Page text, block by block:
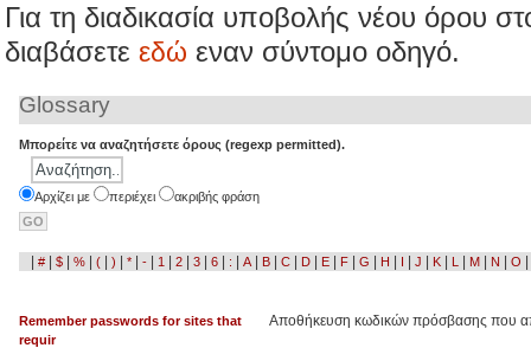
Για τη διαδικασία υποβολής νέου όρου
διαβάσετε εδώ εναν σύντομο οδηγό.
Glossary
Μπορείτε να αναζητήσετε όρους (regexp permitted).
Aρχίζει με περιέχει ακριβής φράση
| #| $| %| (| ) | *| -| 1 | 2| 3| 6| : | A| B| C| D| E| F| G | H | I | J | K| L | M| N | O |
Remember passwords for sites that
requir
Αποθήκευση κωδικών πρόσβασης που